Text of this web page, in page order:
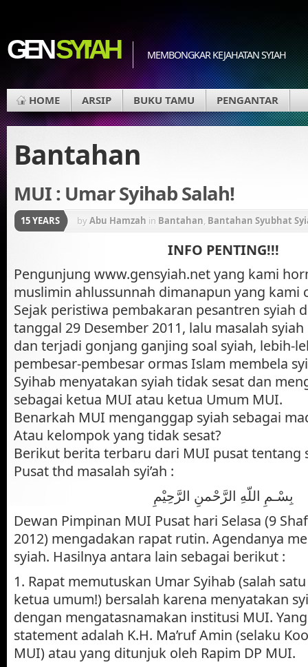
GENSYI'AH MEMBONGKAR KEJAHATAN SYIAH
HOME ARSIP BUKU TAMU PENGANTAR
Bantahan
MUI : Umar Syihab Salah!
15 YEARS byAbu Hamzah in Bantahan, Bantahan Syubhat
INFO PENTING!!!
Pengunjung www.gensyiah.net yang kami
muslimin ahlussunnah dimanapun yang kami
Sejak peristiwa pembakaran pesantren syiah
tanggal 29 Desember 2011, lalu masalah
dan terjadi gonjang ganjing soal syiah, lebih-
pembesar-pembesar ormas Islam membela
Syihab menyatakan syiah tidak sesat dan
sebagai ketua MUI atau ketua Umum MUI.
Benarkah MUI menganggap syiah sebagai
Atau kelompok yang tidak sesat?
Berikut berita terbaru dari MUI pusat tentang
Pusat thd masalah syi’ah :
بِسْـمِ اللّهِ الرَّحْمنِ الرَّحِيْمِ
Dewan Pimpinan MUI Pusat hari Selasa (9
2012) mengadakan rapat rutin. Agendanya
syiah. Hasilnya antara lain sebagai berikut :
1. Rapat memutuskan Umar Syihab (salah
ketua umum!) bersalah karena menyatakan
dengan mengatasnamakan institusi MUI.
statement adalah K.H. Ma’ruf Amin (selaku
MUI) atau yang ditunjuk oleh Rapim DP MUI.